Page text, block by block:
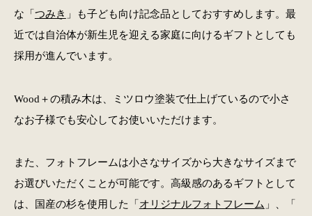
な「つみき 」も子ども向け記念品としておすすめします。最
近では自治体が新生児を迎える家庭に向けるギフトとしても
採用が進んでいます。
Wood＋の積み木は、ミツロウ塗装で仕上げているので小さ
なお子様でも安心してお使いいただけます。
また、フォトフレームは小さなサイズから大きなサイズまで
お選びいただくことが可能です。高級感のあるギフトとして
は、国産の杉を使用した「オリジナルフォトフレーム 」、「